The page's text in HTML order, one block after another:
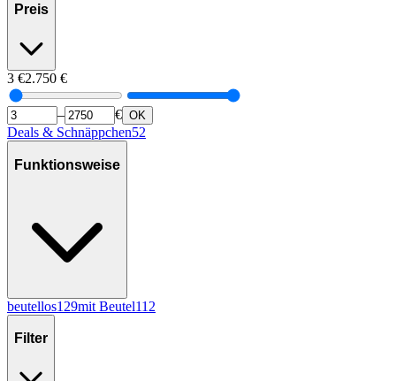
Preis
3 €2.750 €
– € OK
Deals & Schnäppchen52
Funktionsweise
beutellos129mit Beutel112
Filter